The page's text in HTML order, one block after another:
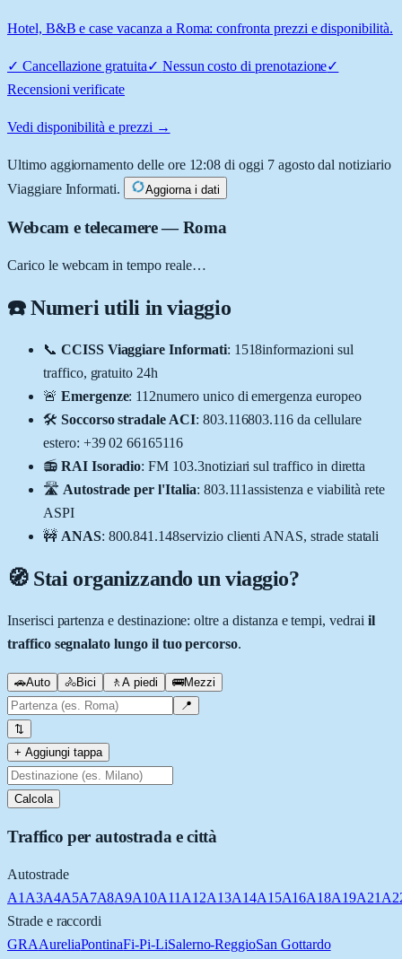
Hotel, B&B e case vacanza a Roma: confronta prezzi e disponibilità.
✓ Cancellazione gratuita✓ Nessun costo di prenotazione✓
Recensioni verificate
Vedi disponibilità e prezzi →
Ultimo aggiornamento delle ore 12:08 di oggi 7 agosto dal notiziario
Viaggiare Informati.
Aggiorna i dati
Webcam e telecamere— Roma
Carico le webcam in tempo reale…
☎️ Numeri utili in viaggio
📞 CCISS Viaggiare Informati: 1518informazioni sul
traffico, gratuito 24h
🚨 Emergenze: 112numero unico di emergenza europeo
🛠️ Soccorso stradale ACI: 803.116803.116 da cellulare
estero: +39 02 66165116
📻 RAI Isoradio: FM 103.3notiziari sul traffico in diretta
🛣️ Autostrade per l'Italia: 803.111assistenza e viabilità rete
ASPI
🚧 ANAS: 800.841.148servizio clienti ANAS, strade statali
🧭 Stai organizzando un viaggio?
Inserisci partenza e destinazione: oltre a distanza e tempi, vedrai il
traffico segnalato lungo il tuo percorso.
🚗Auto 🚴Bici 🚶 A piedi 🚌Mezzi
📍
⇅
+ Aggiungi tappa
Calcola
Traffico per autostrada e città
Autostrade
A1 A3A4A5A7A8A9A10A11 A12A13A14A15A16A18A19A21
Strade e raccordi
GRAAureliaPontinaFi-Pi-LiSalerno-ReggioSan Gottardo